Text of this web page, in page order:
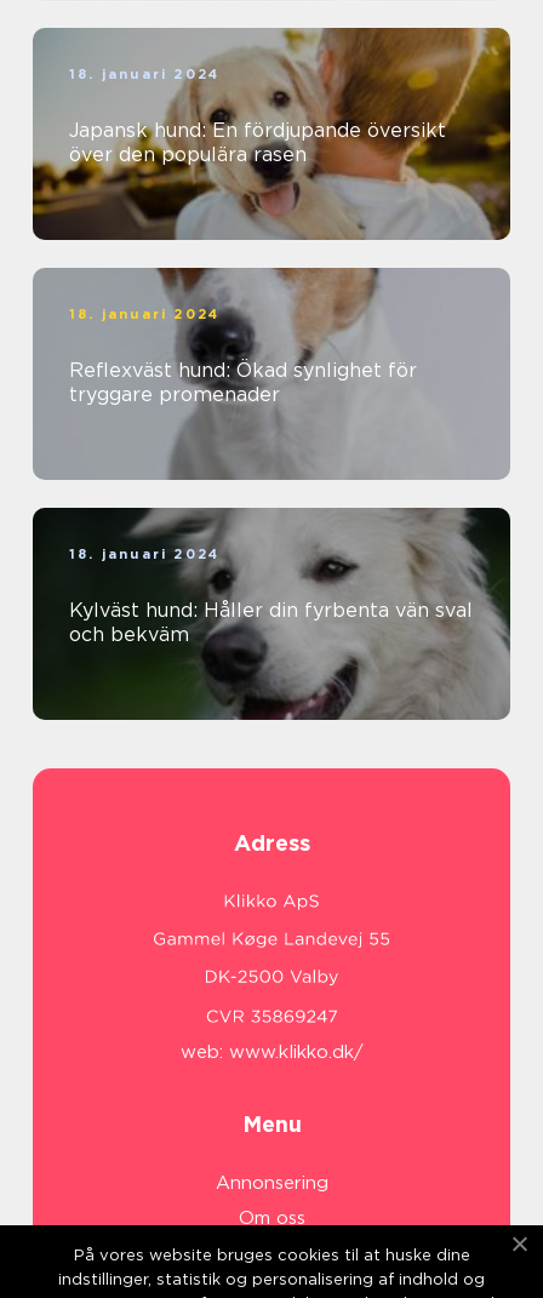
18. januari 2024
Japansk hund: En fördjupande översikt
över den populära rasen
18. januari 2024
Reflexväst hund: Ökad synlighet för
tryggare promenader
18. januari 2024
Kylväst hund: Håller din fyrbenta vän sval
och bekväm
Adress
web: www.klikko.dk/
Menu
Annonsering
Om oss
Cookies
Kontakta oss
På vores website bruges cookies til at huske dine
indstillinger, statistik og personalisering af indhold og